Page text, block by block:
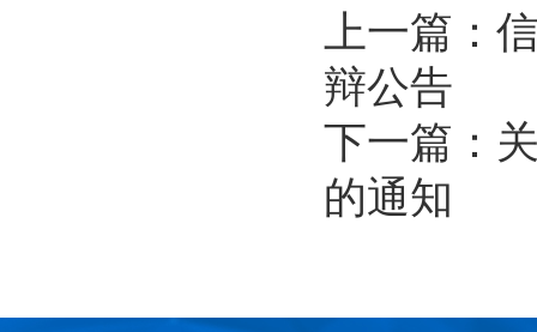
上一篇：
辩公告
下一篇：
的通知